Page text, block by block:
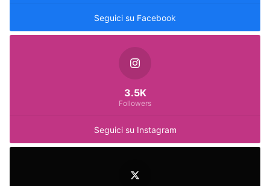
Seguici su Facebook
Seguici su Instagram
3.5K
Followers